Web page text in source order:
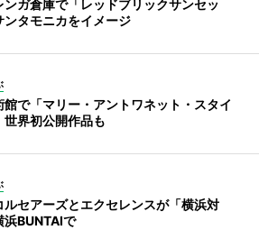
ンガ倉庫で「レッドブリックサンセッ
タモニカをイメージ
館で「マリー・アントワネット・スタイ
界初公開作品も
ルセアーズとエクセレンスが「横浜対
BUNTAIで